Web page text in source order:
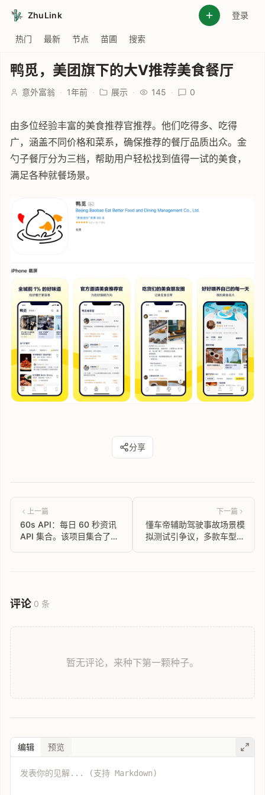
ZhuLink 登录
热门 最新 节点 苗圃 搜索
鸭觅，美团旗下的大V推荐美食餐厅
意外富翁 · 1年前 · 展示 · 145 · 0
由多位经验丰富的美食推荐官推荐。他们吃得多、吃得
广，涵盖不同价格和菜系，确保推荐的餐厅品质出众。金
勺子餐厅分为三档，帮助用户轻松找到值得一试的美食，
满足各种就餐场景。
分享
上一篇
60s API：每日 60 秒资讯
API 集合。该项目集合了包
下一篇
懂车帝辅助驾驶事故场景模
拟测试引争议，多款车型通
评论 0 条
暂无评论，来种下第一颗种子。
编辑 预览